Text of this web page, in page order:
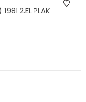
2.EL PLAK